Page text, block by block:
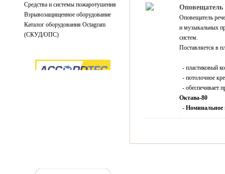
Средства и системы пожаротушения
Взрывозащищенное оборудование
Каталог оборудования Octagram
(СКУД/ОПС)
Оповещатель
и музыкальных
систем.
Поставляется в
- пластиковый
- потолочное
- обеспечивает
Октава-80
- Номинальное